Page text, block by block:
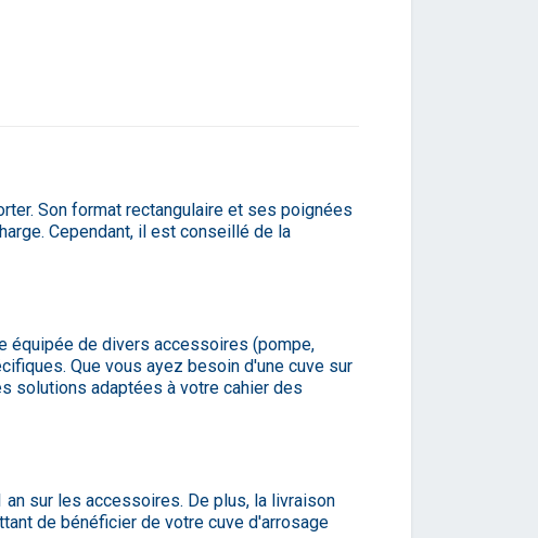
Son format rectangulaire et ses poignées
Cependant, il est conseillé de la
équipée de divers accessoires (pompe,
Que vous ayez besoin d'une cuve sur
solutions adaptées à votre cahier des
sur les accessoires. De plus, la livraison
de bénéficier de votre cuve d'arrosage